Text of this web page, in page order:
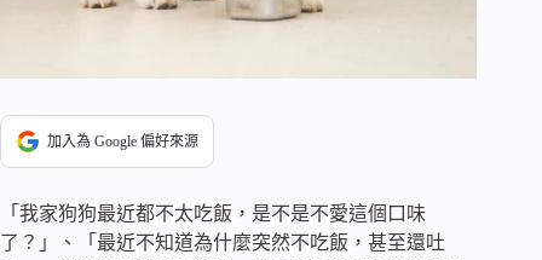
加入為 Google 偏好來源
「我家狗狗最近都不太吃飯，是不是不愛這個口味
了？」、「最近不知道為什麼突然不吃飯，甚至還吐